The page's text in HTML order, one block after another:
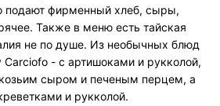
подают фирменный хлеб, сыры,
Также в меню есть тайская
не по душе. Из необычных блюд
Carciofo - с артишоками и рукколой,
сыром и печеным перцем, а
и рукколой.